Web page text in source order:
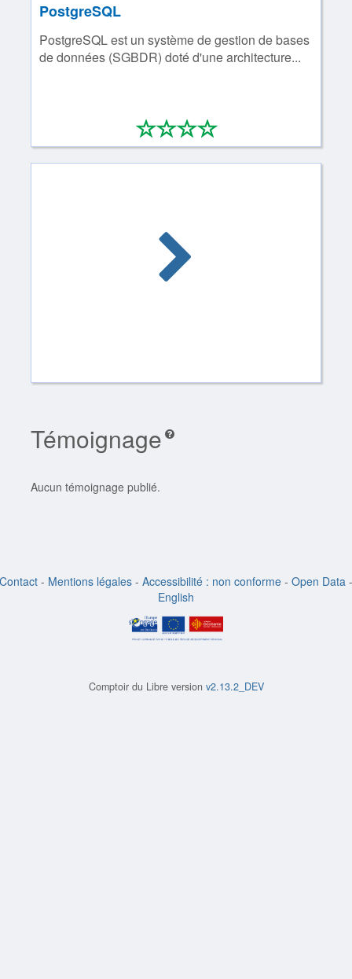
PostgreSQL
PostgreSQL est un système de gestion de bases
de données (SGBDR) doté d'une architecture...
****
0/4
Témoignage
Aucun témoignage publié.
Contact - Mentions légales - Accessibilité : non conforme - Open Data -
English
Comptoir du Libre version v2.13.2_DEV